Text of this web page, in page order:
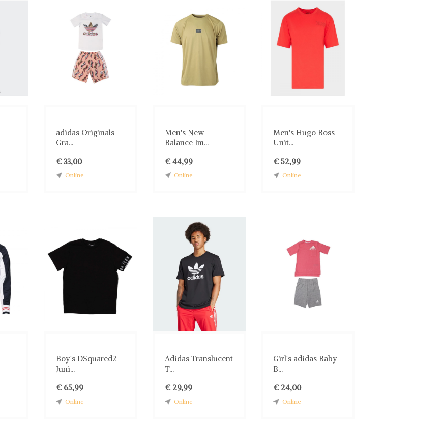
adidas Originals
Gra...
€ 33,00
Online
Men's New
Balance Im...
€ 44,99
Online
Men's Hugo Boss
Unit...
€ 52,99
Online
Boy's DSquared2
Juni...
€ 65,99
Online
Adidas Translucent
T...
€ 29,99
Online
Girl's adidas Baby
B...
€ 24,00
Online